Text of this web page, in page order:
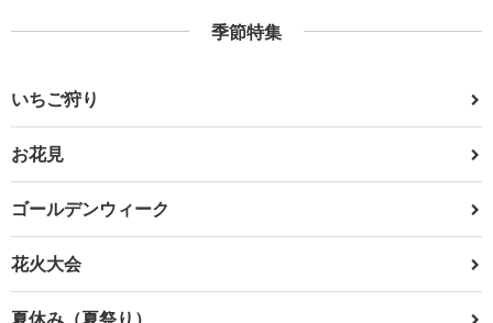
季節特集
いちご狩り
お花見
ゴールデンウィーク
花火大会